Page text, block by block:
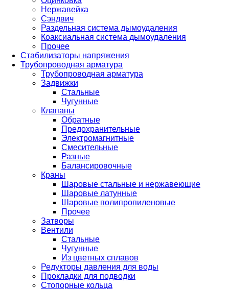
Нержавейка
Сэндвич
Раздельная система дымоудаления
Коаксиальная система дымоудаления
Прочее
Стабилизаторы напряжения
Трубопроводная арматура
Трубопроводная арматура
Задвижки
Стальные
Чугунные
Клапаны
Обратные
Предохранительные
Электромагнитные
Смесительные
Разные
Балансировочные
Краны
Шаровые стальные и нержавеющие
Шаровые латунные
Шаровые полипропиленовые
Прочее
Затворы
Вентили
Стальные
Чугунные
Из цветных сплавов
Редукторы давления для воды
Прокладки для подводки
Стопорные кольца